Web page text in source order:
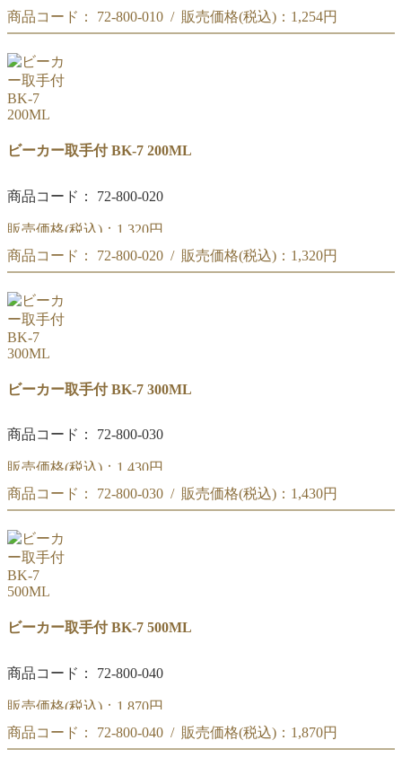
リカシツ ビーカー取手付 100ML BK-7
商品コード： 72-800-010 / 販売価格(税込)： 1,254円
リカシツ ビーカー取手付 100ML BK-7
ビーカー取手付 BK-7 200ML
商品コード： 72-800-020
販売価格(税込)： 1,320円
リカシツ ビーカー取手付 200ML BK-7
商品コード： 72-800-020 / 販売価格(税込)： 1,320円
リカシツ ビーカー取手付 200ML BK-7
ビーカー取手付 BK-7 300ML
商品コード： 72-800-030
販売価格(税込)： 1,430円
リカシツ ビーカー取手付 300ML BK-7
商品コード： 72-800-030 / 販売価格(税込)： 1,430円
リカシツ ビーカー取手付 300ML BK-7
ビーカー取手付 BK-7 500ML
商品コード： 72-800-040
販売価格(税込)： 1,870円
リカシツ ビーカー取手付 500ML BK-7
商品コード： 72-800-040 / 販売価格(税込)： 1,870円